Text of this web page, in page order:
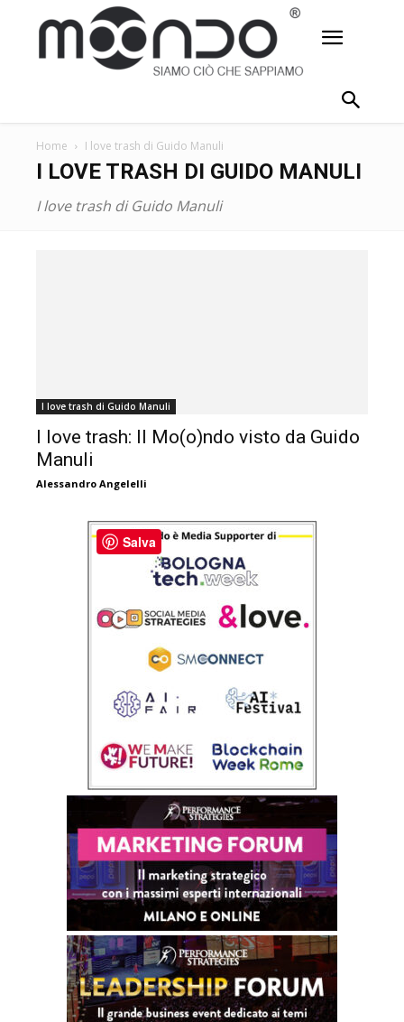
Home I love trash di Guido Manuli
I LOVE TRASH DI GUIDO MANULI
I love trash di Guido Manuli
I love trash di Guido Manuli
I love trash: Il Mo(o)ndo visto da Guido
Manuli
Alessandro Angelelli
Salva